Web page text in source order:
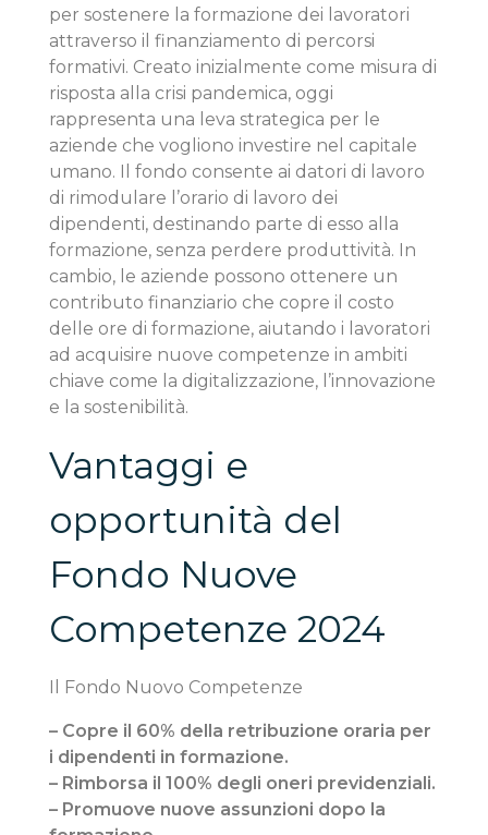
per sostenere la formazione dei lavoratori
attraverso il finanziamento di percorsi
formativi. Creato inizialmente come misura di
risposta alla crisi pandemica, oggi
rappresenta una leva strategica per le
aziende che vogliono investire nel capitale
umano. Il fondo consente ai datori di lavoro
di rimodulare l’orario di lavoro dei
dipendenti, destinando parte di esso alla
formazione, senza perdere produttività. In
cambio, le aziende possono ottenere un
contributo finanziario che copre il costo
delle ore di formazione, aiutando i lavoratori
ad acquisire nuove competenze in ambiti
chiave come la digitalizzazione, l’innovazione
e la sostenibilità.
Vantaggi e
opportunità del
Fondo Nuove
Competenze 2024
Il Fondo Nuovo Competenze
– Copre il 60% della retribuzione oraria per
i dipendenti in formazione.
– Rimborsa il 100% degli oneri previdenziali.
– Promuove nuove assunzioni dopo la